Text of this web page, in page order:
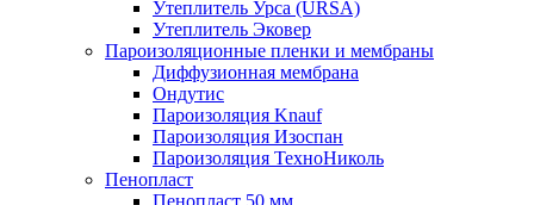
Утеплитель Урса (URSA)
Утеплитель Эковер
Пароизоляционные пленки и мембраны
Диффузионная мембрана
Ондутис
Пароизоляция Knauf
Пароизоляция Изоспан
Пароизоляция ТехноНиколь
Пенопласт
Пенопласт 50 мм